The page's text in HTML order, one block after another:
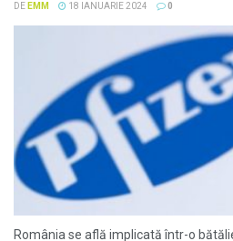
DE EMM 18 IANUARIE 2024 0
România se află implicată într-o